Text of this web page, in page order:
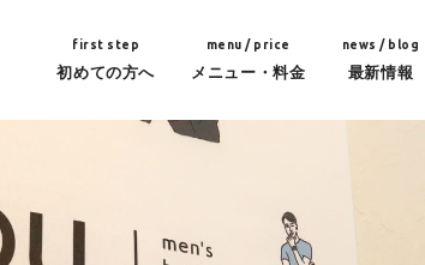
first step
初めての方へ
menu / price
メニュー・料金
news / blog
最新情報